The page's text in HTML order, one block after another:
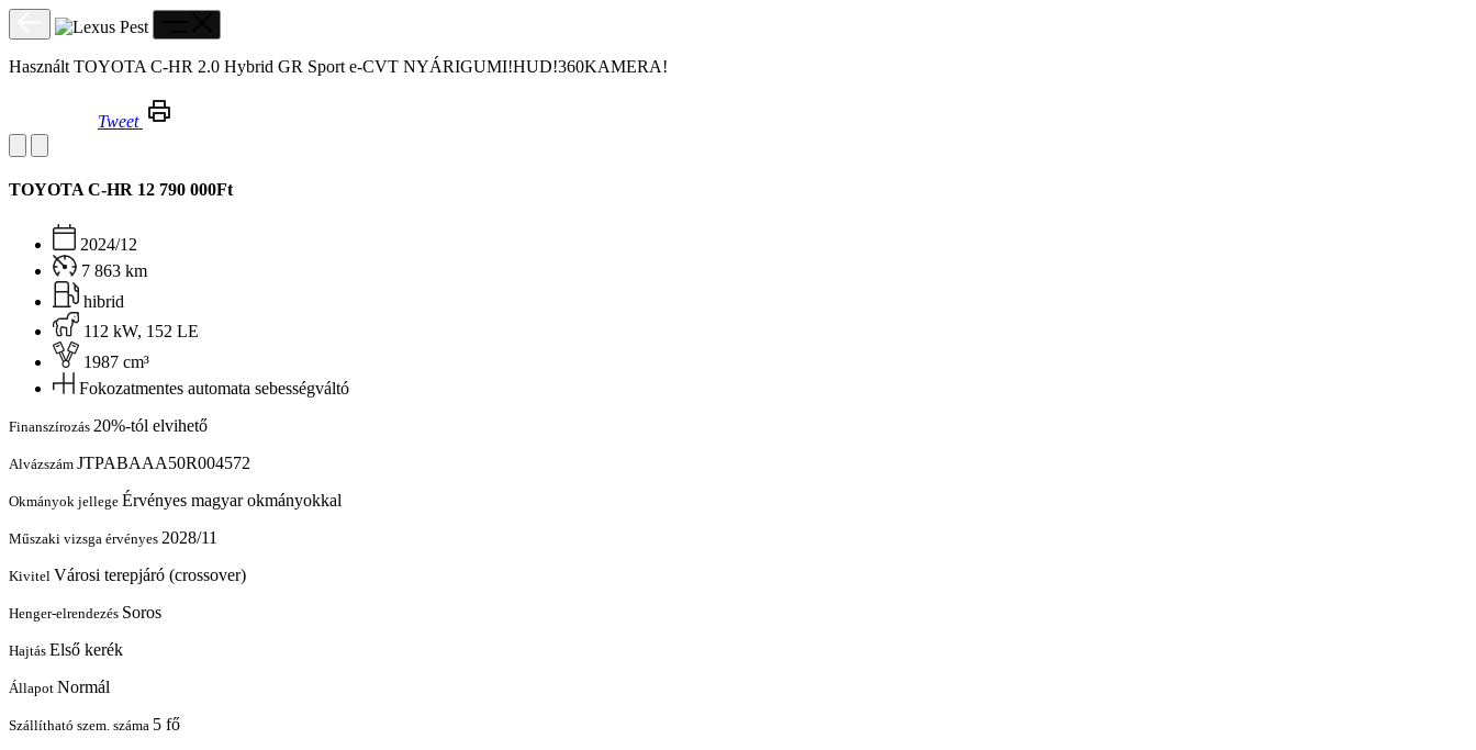
Használt TOYOTA C-HR 2.0 Hybrid GR Sport e-CVT NYÁRIGUMI!HUD!360KAMERA!
Tweet
TOYOTA C-HR 12 790 000Ft
2024/12
7 863 km
hibrid
112 kW, 152 LE
1987 cm³
Fokozatmentes automata sebességváltó
Finanszírozás 20%-tól elvihető
Alvázszám JTPABAAA50R004572
Okmányok jellege Érvényes magyar okmányokkal
Műszaki vizsga érvényes 2028/11
Kivitel Városi terepjáró (crossover)
Henger-elrendezés Soros
Hajtás Első kerék
Állapot Normál
Szállítható szem. száma 5 fő